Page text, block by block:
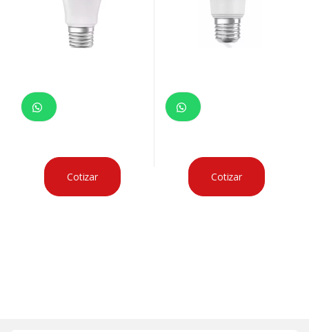
Cotizar Cotizar